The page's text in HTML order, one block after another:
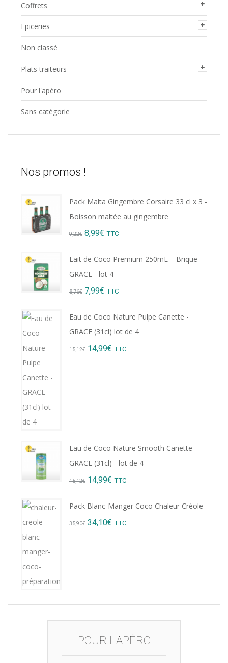
Coffrets
Epiceries
Non classé
Plats traiteurs
Pour l'apéro
Sans catégorie
Nos promos !
Pack Malta Gingembre Corsaire 33 cl x 3 -
Boisson maltée au gingembre
9,22€ Original
8,99€ Current
TTC
Lait de Coco Premium 250mL – Brique –
GRACE - lot 4
8,76€ Original
7,99€ Current
TTC
Eau de Coco Nature Pulpe Canette -
GRACE (31cl) lot de 4
15,12€ Original
14,99€ Current
TTC
Eau de Coco Nature Smooth Canette -
GRACE (31cl) - lot de 4
15,12€ Original
14,99€ Current
TTC
Pack Blanc-Manger Coco Chaleur Créole
35,90€ Original
34,10€ Current
TTC
POUR L'APÉRO